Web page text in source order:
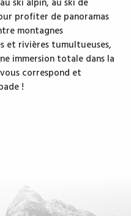
ski alpin, au ski de
profiter de panoramas
montagnes
et rivières tumultueuses,
immersion totale dans la
correspond et
!